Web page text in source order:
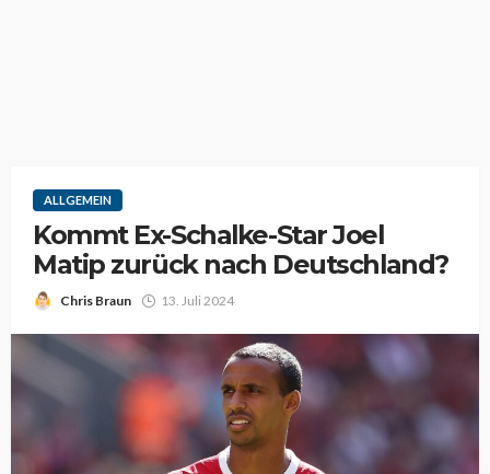
ALLGEMEIN
Kommt Ex-Schalke-Star Joel
Matip zurück nach Deutschland?
Chris Braun 13. Juli 2024